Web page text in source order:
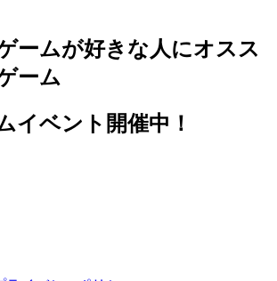
ームが好きな人にオスス
ーム
イベント開催中！